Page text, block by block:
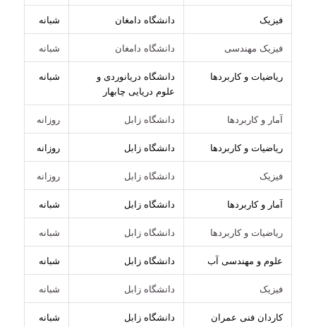
فیزیک دانشگاه دامغان شبانه
فیزیک مهندسی دانشگاه دامغان شبانه
ریاضیات و کاربردها
دانشگاه دریانوردی و
علوم دریایی چابهار
شبانه
آمار و کاربردها دانشگاه زابل روزانه
ریاضیات و کاربردها دانشگاه زابل روزانه
فیزیک دانشگاه زابل روزانه
آمار و کاربردها دانشگاه زابل شبانه
ریاضیات و کاربردها دانشگاه زابل شبانه
علوم و مهندسی آب دانشگاه زابل شبانه
فیزیک دانشگاه زابل شبانه
کاردان فنی عمران
دانشگاه زابل شبانه